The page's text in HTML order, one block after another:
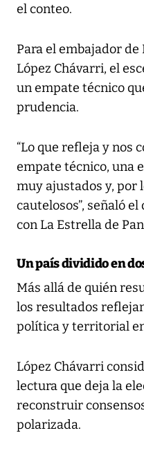
el conteo.
Para el embajador
López Chávarri, el
un empate técnico
prudencia.
“Lo que refleja y nos
empate técnico, una
muy ajustados y, por
cautelosos”, señaló
con La Estrella de
Un país dividido en
Más allá de quién
los resultados
política y territorial
López Chávarri
lectura que deja la
reconstruir
polarizada.